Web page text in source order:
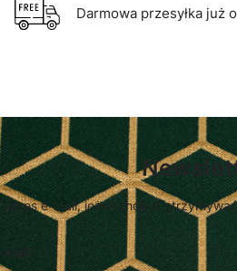
Darmowa przesyłka już
adres e-mail, jeżeli chcesz
mail